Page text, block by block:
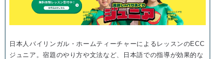
日本人バイリンガル・ホームティーチャーによるレッスンのECC
ジュニア。宿題のやり方や文法など、日本語での指導が効果的な